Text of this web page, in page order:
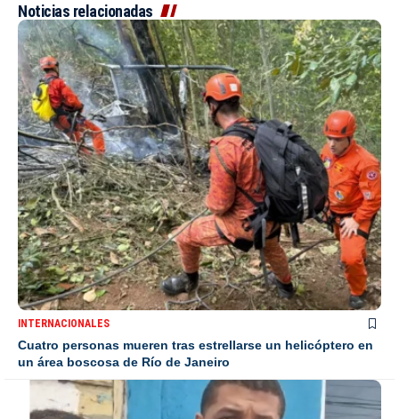
Noticias relacionadas
INTERNACIONALES
Cuatro personas mueren tras estrellarse un helicóptero en
un área boscosa de Río de Janeiro